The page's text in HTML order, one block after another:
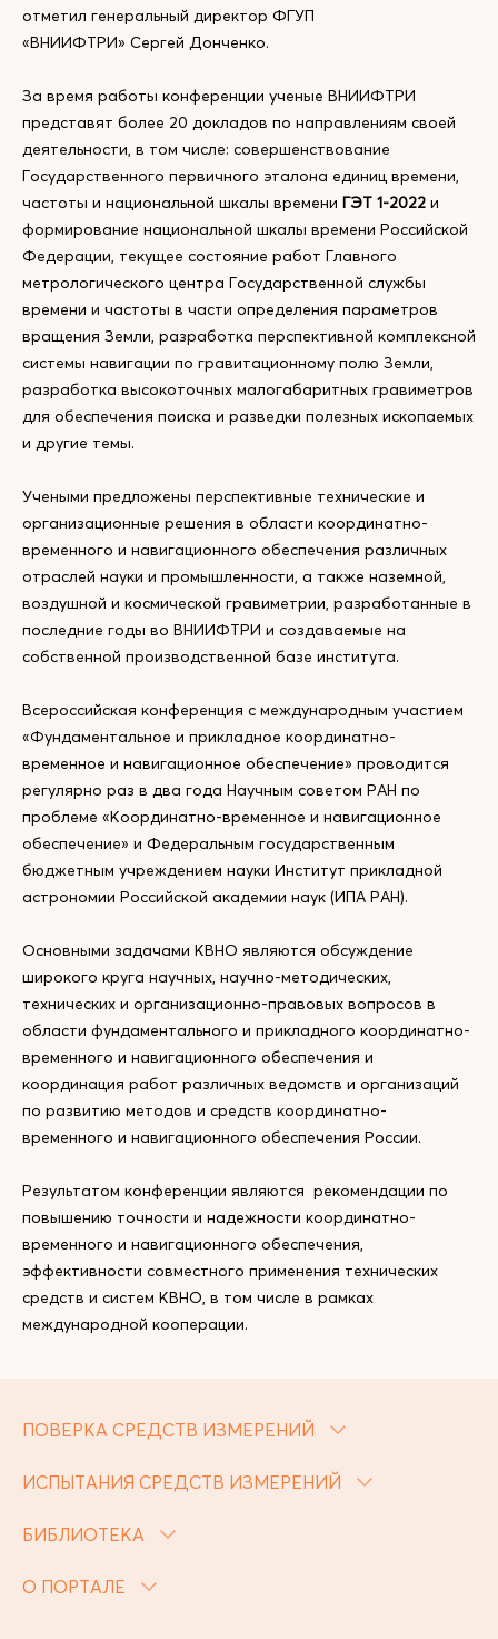
отметил генеральный директор ФГУП
«ВНИИФТРИ» Сергей Донченко.
За время работы конференции ученые ВНИИФТРИ
представят более 20 докладов по направлениям своей
деятельности, в том числе: совершенствование
Государственного первичного эталона единиц времени,
частоты и национальной шкалы времени ГЭТ 1-2022 и
формирование национальной шкалы времени Российской
Федерации, текущее состояние работ Главного
метрологического центра Государственной службы
времени и частоты в части определения параметров
вращения Земли, разработка перспективной комплексной
системы навигации по гравитационному полю Земли,
разработка высокоточных малогабаритных гравиметров
для обеспечения поиска и разведки полезных ископаемых
и другие темы.
Учеными предложены перспективные технические и
организационные решения в области координатно-
временного и навигационного обеспечения различных
отраслей науки и промышленности, а также наземной,
воздушной и космической гравиметрии, разработанные в
последние годы во ВНИИФТРИ и создаваемые на
собственной производственной базе института.
Всероссийская конференция с международным участием
«Фундаментальное и прикладное координатно-
временное и навигационное обеспечение» проводится
регулярно раз в два года Научным советом РАН по
проблеме «Координатно-временное и навигационное
обеспечение» и Федеральным государственным
бюджетным учреждением науки Институт прикладной
астрономии Российской академии наук (ИПА РАН).
Основными задачами КВНО являются обсуждение
широкого круга научных, научно-методических,
технических и организационно-правовых вопросов в
области фундаментального и прикладного координатно-
временного и навигационного обеспечения и
координация работ различных ведомств и организаций
по развитию методов и средств координатно-
временного и навигационного обеспечения России.
Результатом конференции являются рекомендации по
повышению точности и надежности координатно-
временного и навигационного обеспечения,
эффективности совместного применения технических
средств и систем КВНО, в том числе в рамках
международной кооперации.
ПОВЕРКА СРЕДСТВ ИЗМЕРЕНИЙ
ИСПЫТАНИЯ СРЕДСТВ ИЗМЕРЕНИЙ
БИБЛИОТЕКА
О ПОРТАЛЕ